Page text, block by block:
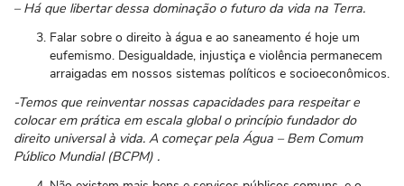
– Há que libertar dessa dominação o futuro da vida na Terra.
Falar sobre o direito à água e ao saneamento é hoje um
eufemismo. Desigualdade, injustiça e violência permanecem
arraigadas em nossos sistemas políticos e socioeconômicos.
-Temos que reinventar nossas capacidades para respeitar e
colocar em prática em escala global o princípio fundador do
direito universal à vida. A começar pela Água – Bem Comum
Público Mundial (BCPM) .